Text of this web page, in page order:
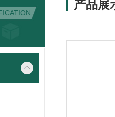
产品展